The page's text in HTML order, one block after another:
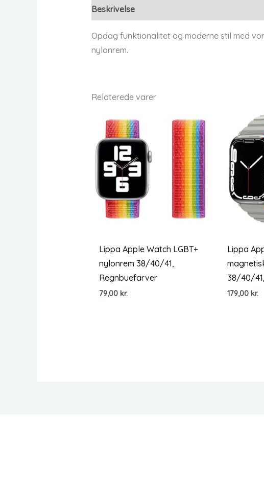
Beskrivelse
Opdag funktionalitet og moderne stil med
nylonrem.
Relaterede varer
Lippa Apple Watch LGBT+
nylonrem 38/40/41,
Regnbuefarver
79,00 kr.
Lippa
38/40/
179,00 kr.